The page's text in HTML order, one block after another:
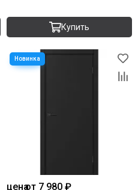
Купить
ценаот 7 980 ₽